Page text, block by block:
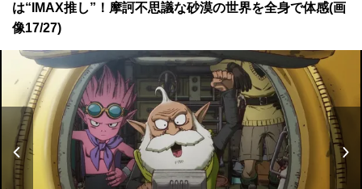
は“IMAX推し”！摩訶不思議な砂漠の世界を全身で体感(画
像17/27)